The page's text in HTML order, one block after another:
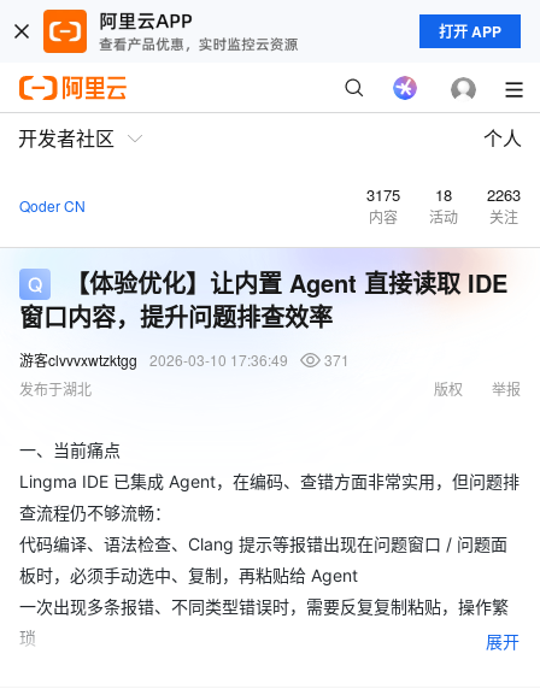
打开 APP
开发者社区 个人
Qoder CN 3175
内容
18
活动
2263
关注
【体验优化】让内置 Agent 直接读取 IDE
窗口内容，提升问题排查效率
游客clvvvxwtzktgg 2026-03-10 17:36:49
371
发布于湖北
举报
版权
一、当前痛点
Lingma IDE 已集成 Agent，在编码、查错方面非常实用，但问题排
查流程仍不够流畅：
代码编译、语法检查、Clang 提示等报错出现在问题窗口 / 问题面
板时，必须手动选中、复制，再粘贴给 Agent
一次出现多条报错、不同类型错误时，需要反复复制粘贴，操作繁
琐
展开